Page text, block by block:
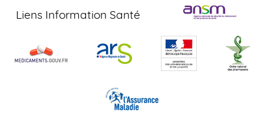
Liens Information Santé